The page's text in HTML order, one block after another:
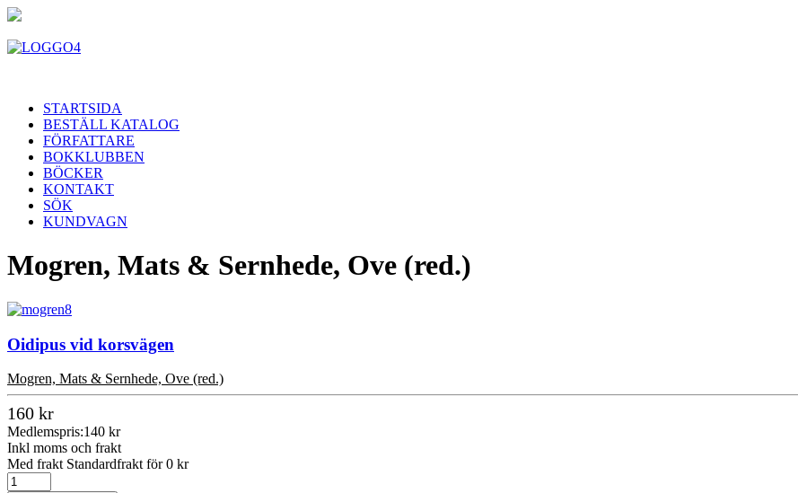
STARTSIDA
BESTÄLL KATALOG
FÖRFATTARE
BOKKLUBBEN
BÖCKER
KONTAKT
SÖK
KUNDVAGN
Mogren, Mats & Sernhede, Ove (red.)
Oidipus vid korsvägen
Mogren, Mats & Sernhede, Ove (red.)
160 kr
Medlemspris:140 kr
Inkl moms och frakt
Med frakt Standardfrakt för 0 kr